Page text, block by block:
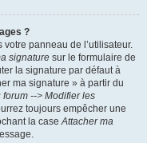
?
panneau de l’utilisateur.
signature sur le formulaire de
la signature par défaut à
ma signature » à partir du
--> Modifier les
toujours empêcher une
la caseAttacher ma